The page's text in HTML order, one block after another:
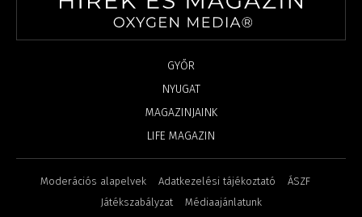
GYŐR
NYUGAT
MAGAZINJAINK
LIFE MAGAZIN
Moderációs alapelvek Adatkezelési tájékoztató
ÁSZF
Játékszabályzat
Médiaajánlatunk